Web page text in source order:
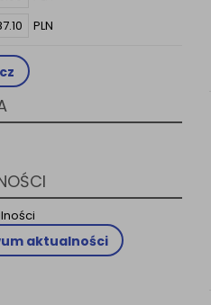
PLN
aktualności